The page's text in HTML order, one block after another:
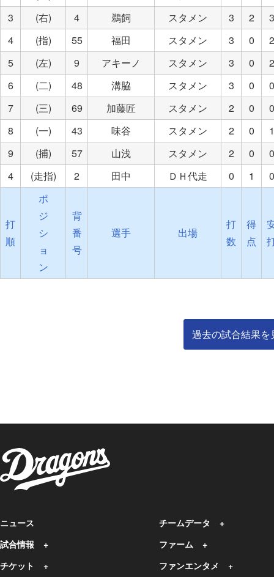
3
(右) 4 鵜飼 スタメン 3 2
3
4
(指) 55 福田 スタメン 3 0
2
5
(左) 9 アキーノ スタメン 3 0
2
6
(二) 48 溝脇 スタメン 3 0
0
7
(三) 69 加藤匠 スタメン 2 0
0
8
(一) 43 味谷 スタメン 2 0
1
9
(捕) 57 山浅 スタメン 2 0
0
4
(走指) 2 田中 ＤＨ代走 0 1 0
打
順
ポ
ジ
シ
ョ
ン
背
番
号
選手 出場
打
数
得
点
過去の試合結果
ニュース
試合情報
チケット
チームデータ
ファーム
ファンエンタメ